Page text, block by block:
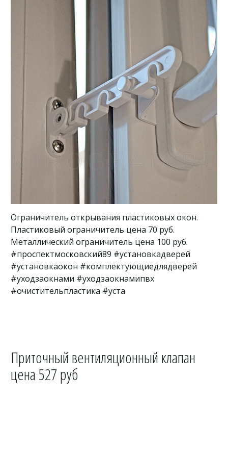
Ограничитель открывания пластиковых окон.
Пластиковый ограничитель цена 70 руб.
Металлический ограничитель цена 100 руб.
#проспектмосковский89 #установкадверей
#установкаокон #комплектующиедлядверей
#уходзаокнами #уходзаокнамипвх
#очистительпластика #уста
Приточный вентиляционный клапан
цена 527 руб